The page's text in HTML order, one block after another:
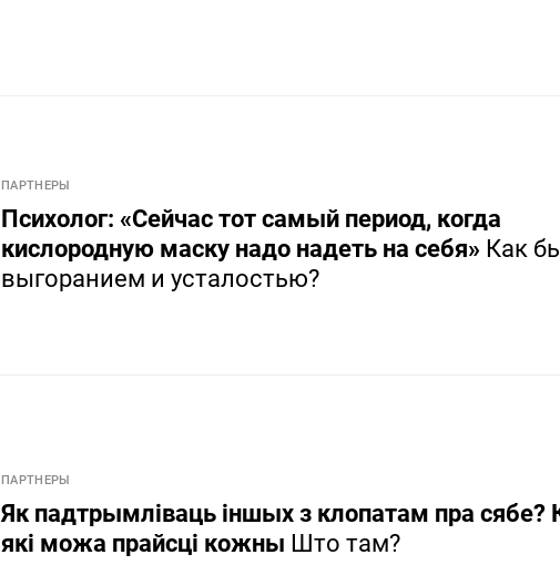
ПАРТНЕРЫ
Психолог: «Сейчас тот самый период, когда
кислородную маску надо надеть на себя» Как
выгоранием и усталостью?
ПАРТНЕРЫ
Як падтрымліваць іншых з клопатам пра сябе?
які можа прайсці кожны Што там?